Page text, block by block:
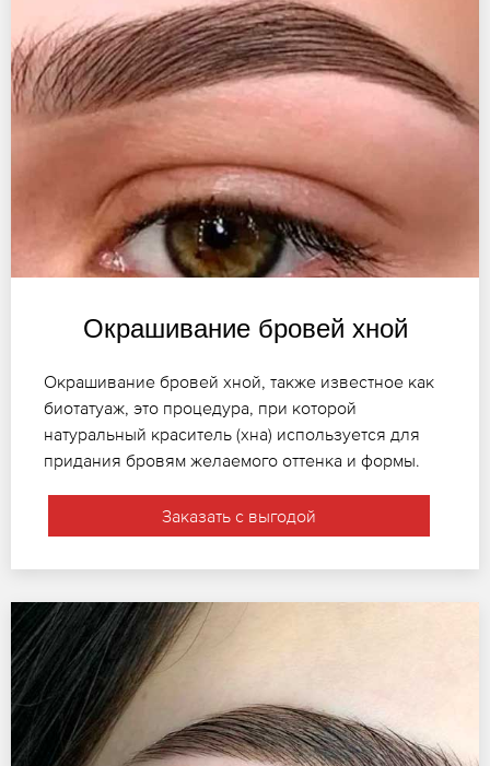
Окрашивание бровей хной
Окрашивание бровей хной, также известное как
биотатуаж, это процедура, при которой
натуральный краситель (хна) используется для
придания бровям желаемого оттенка и формы.
Заказать с выгодой